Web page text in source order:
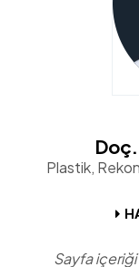
Plastik,
Sayfa